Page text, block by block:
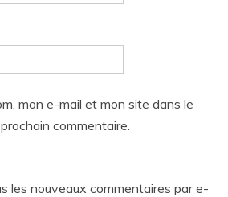
mon e-mail et mon site dans le
commentaire.
les nouveaux commentaires par e-